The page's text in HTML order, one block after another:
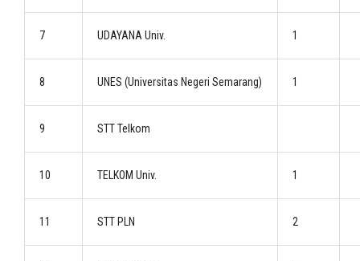
7 UDAYANA Univ. 1
8 UNES (Universitas Negeri Semarang) 1
9 STT Telkom
10 TELKOM Univ. 1
11 STT PLN 2